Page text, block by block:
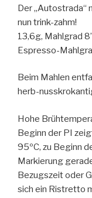
Der „Autostrada“
nun trink-zahm!
13,6g, Mahlgrad
Espresso-
Beim Mahlen
herb-
Hohe
Beginn der PI
95ºC, zu Beginn
Markierung
Bezugszeit oder
sich ein Ristretto